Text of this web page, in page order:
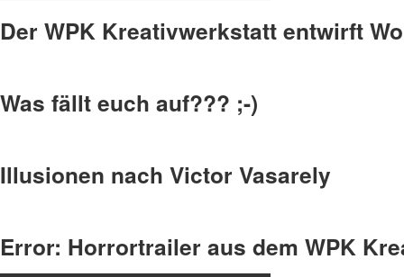
Der WPK Kreativwerkstatt entwirft
Was fällt euch auf??? ;-)
Illusionen nach Victor Vasarely
Error: Horrortrailer aus dem WPK